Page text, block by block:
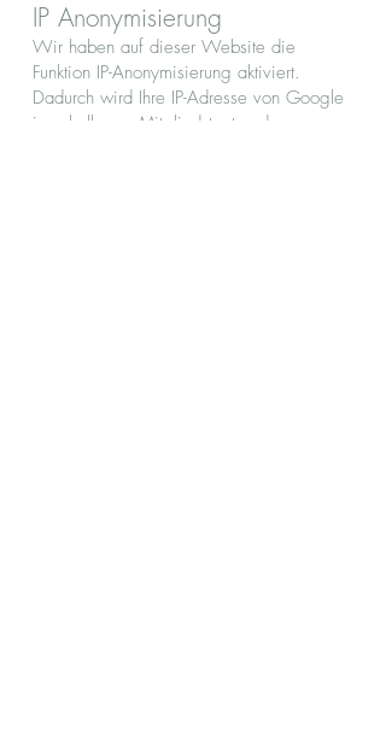
IP Anonymisierung
Wir haben auf dieser Website die
Funktion IP-Anonymisierung aktiviert.
Dadurch wird Ihre IP-Adresse von Google
innerhalb von Mitgliedstaaten der